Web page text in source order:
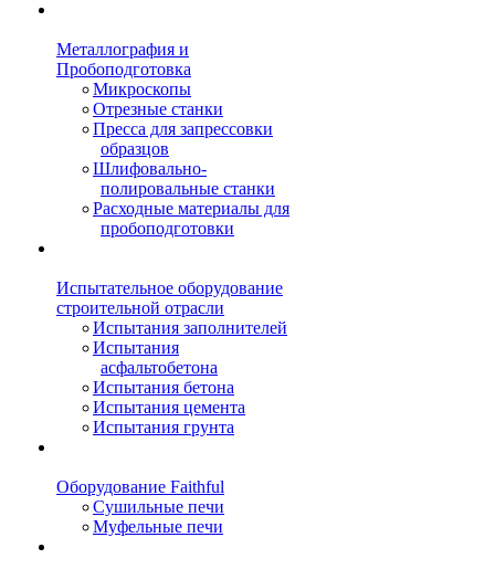
Металлография и
Пробоподготовка
Микроскопы
Отрезные станки
Пресса для запрессовки
образцов
Шлифовально-
полировальные станки
Расходные материалы для
пробоподготовки
Испытательное оборудование
строительной отрасли
Испытания заполнителей
Испытания
асфальтобетона
Испытания бетона
Испытания цемента
Испытания грунта
Оборудование Faithful
Сушильные печи
Муфельные печи